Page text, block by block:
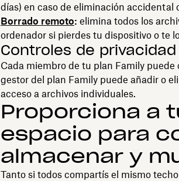
días) en caso de eliminación accidental
Borrado remoto: elimina todos los
ordenador si pierdes tu dispositivo o te
Controles de privacidad
Cada miembro de tu plan Family
gestor del plan Family puede añadir o
acceso a archivos individuales.
Proporciona a
espacio para
almacenar y
Tanto si todos compartís el mismo